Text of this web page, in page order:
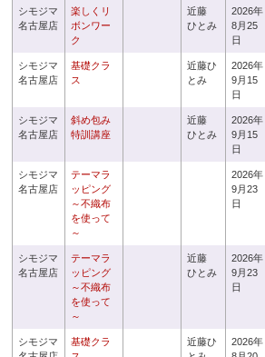
シモジマ
名古屋店
楽しくリ
ボンワー
ク
近藤
ひとみ
2026年
8月25
日
シモジマ
名古屋店
基礎クラ
ス
近藤ひ
とみ
2026年
9月15
日
シモジマ
名古屋店
斜め包み
特訓講座
近藤
ひとみ
2026年
9月15
日
シモジマ
名古屋店
テーマラ
ッピング
～不織布
を使って
～
2026年
9月23
日
シモジマ
名古屋店
テーマラ
ッピング
～不織布
を使って
～
近藤
ひとみ
2026年
9月23
日
シモジマ
基礎クラ
近藤ひ
2026年